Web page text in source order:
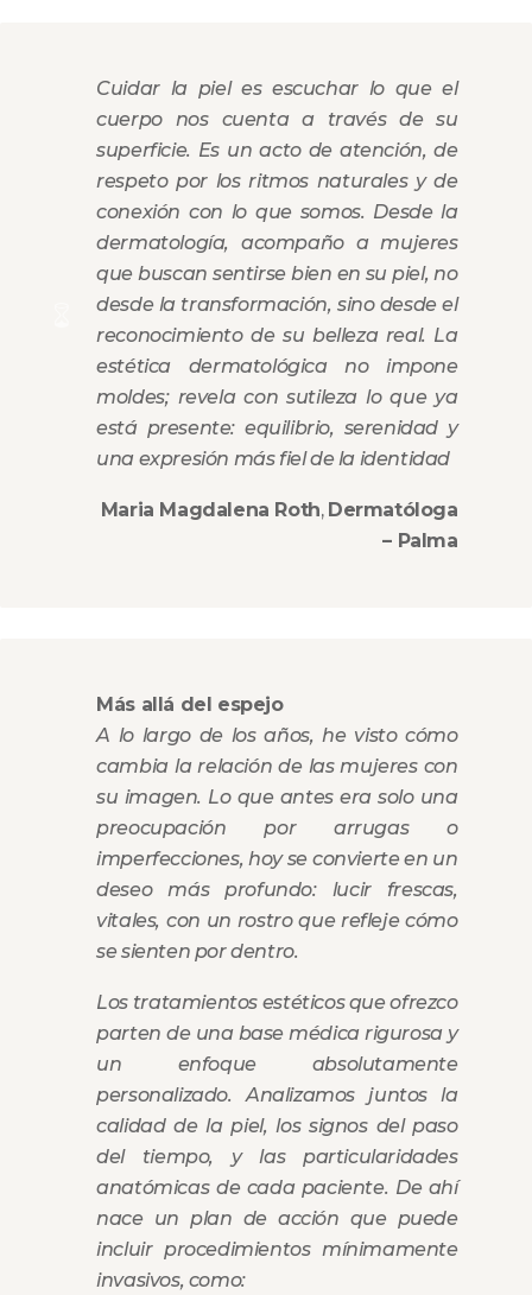
Cuidar la piel es escuchar lo que el
cuerpo nos cuenta a través de su
superficie. Es un acto de atención, de
respeto por los ritmos naturales y de
conexión con lo que somos. Desde la
dermatología, acompaño a mujeres
que buscan sentirse bien en su piel, no
desde la transformación, sino desde el
reconocimiento de su belleza real. La
estética dermatológica no impone
moldes; revela con sutileza lo que ya
está presente: equilibrio, serenidad y
una expresión más fiel de la identidad
Maria Magdalena Roth, Dermatóloga
– Palma
Más allá del espejo
A lo largo de los años, he visto cómo
cambia la relación de las mujeres con
su imagen. Lo que antes era solo una
preocupación por arrugas o
imperfecciones, hoy se convierte en un
deseo más profundo: lucir frescas,
vitales, con un rostro que refleje cómo
se sienten por dentro.
Los tratamientos estéticos que ofrezco
parten de una base médica rigurosa y
un enfoque absolutamente
personalizado. Analizamos juntos la
calidad de la piel, los signos del paso
del tiempo, y las particularidades
anatómicas de cada paciente. De ahí
nace un plan de acción que puede
incluir procedimientos mínimamente
invasivos, como: